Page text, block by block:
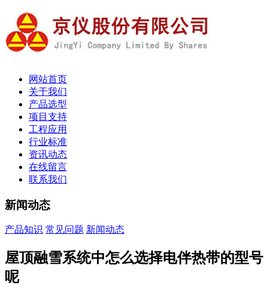
网站首页
关于我们
产品选型
项目支持
工程应用
行业标准
资讯动态
在线留言
联系我们
新闻动态
产品知识 常见问题 新闻动态
屋顶融雪系统中怎么选择电伴热带的型号
呢